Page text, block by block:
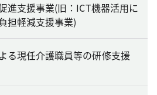
進支援事業(旧：ICT機器活用に
担軽減支援事業)
る現任介護職員等の研修支援